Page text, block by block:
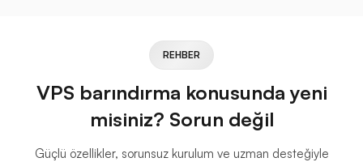
REHBER
VPS barındırma konusunda yeni
misiniz? Sorun değil
Güçlü özellikler, sorunsuz kurulum ve uzman desteğiyle